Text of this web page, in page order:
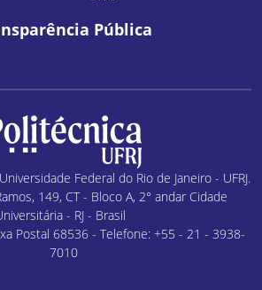
Pública
Federal do Rio de Janeiro - UFRJ.
149, CT - Bloco A, 2° andar Cidade
- RJ - Brasil
Postal 68536 - Telefone: +55 - 21 - 3938-
7010